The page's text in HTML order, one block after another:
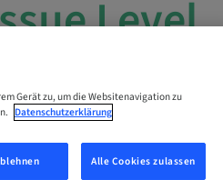
Level
im
Gerät zu, um die Websitenavigation zu
Datenschutzerklärung
Alle Cookies zulassen